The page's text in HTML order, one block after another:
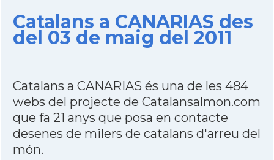
Catalans a CANARIAS des
del 03 de maig del 2011
Catalans a CANARIAS és una de les 484
webs del projecte de Catalansalmon.com
que fa 21 anys que posa en contacte
desenes de milers de catalans d'arreu del
món.